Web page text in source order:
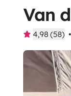
Van
4,98 (58)